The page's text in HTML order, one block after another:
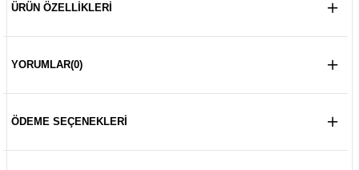
ÜRÜN ÖZELLIKLERI
YORUMLAR(0)
ÖDEME SEÇENEKLERI